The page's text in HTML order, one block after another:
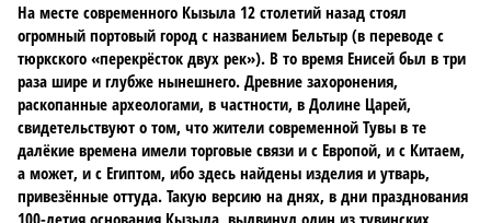
На месте современного Кызыла 12 столетий назад стоял
огромный портовый город с названием Бельтыр (в переводе с
тюркского «перекрёсток двух рек»). В то время Енисей был в три
раза шире и глубже нынешнего. Древние захоронения,
раскопанные археологами, в частности, в Долине Царей,
свидетельствуют о том, что жители современной Тувы в те
далёкие времена имели торговые связи и с Европой, и с Китаем,
а может, и с Египтом, ибо здесь найдены изделия и утварь,
привезённые оттуда. Такую версию на днях, в дни празднования
100-летия основания Кызыла, выдвинул один из тувинских